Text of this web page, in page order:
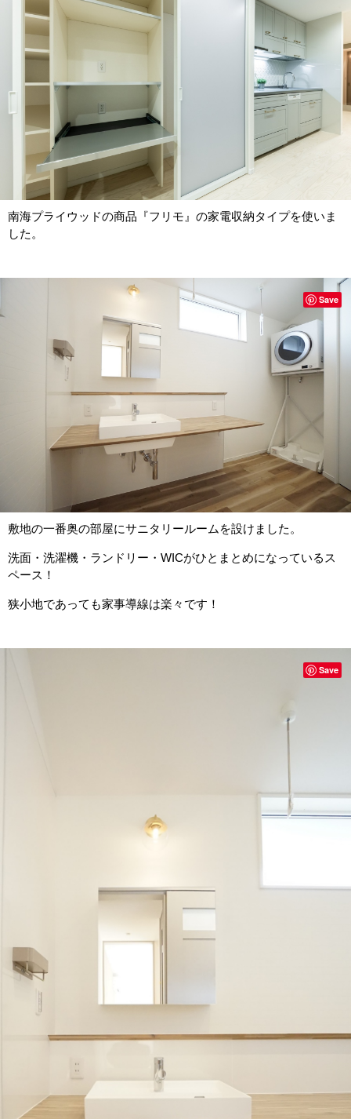
南海プライウッドの商品『フリモ』の家電収納タイプを使いま
した。
敷地の一番奥の部屋にサニタリールームを設けました。
洗面・洗濯機・ランドリー・WICがひとまとめになっているス
ペース！
狭小地であっても家事導線は楽々です！
Save
Save